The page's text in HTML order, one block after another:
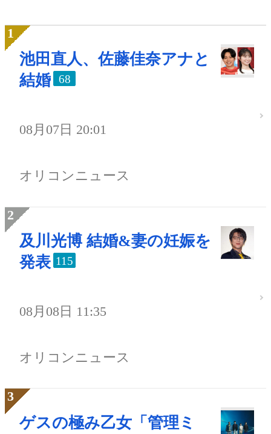
池田直人、佐藤佳奈アナと
結婚
68
08月07日 20:01
オリコンニュース
及川光博 結婚&妻の妊娠を
発表 115
08月08日 11:35
オリコンニュース
ゲスの極み乙女「管理ミ